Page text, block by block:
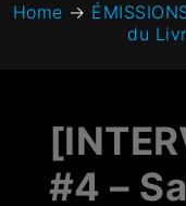
Home →
du
#4 –